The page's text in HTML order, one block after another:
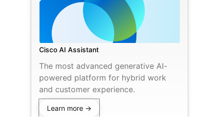
Cisco AI Assistant
The most advanced generative AI-
powered platform for hybrid work
and customer experience.
Learn more →